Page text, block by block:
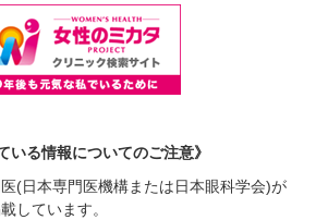
いる情報についてのご注意》
(日本専門医機構または日本眼科学会)が
しています。